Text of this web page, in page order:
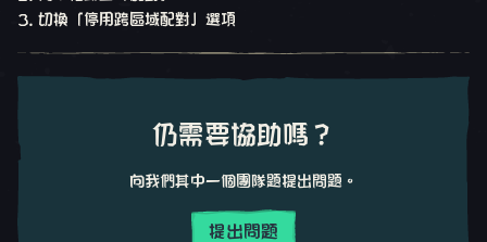
切換「停用跨區域配對」選項
仍需要協助嗎？
向我們其中一個團隊題提出問題。
提出問題